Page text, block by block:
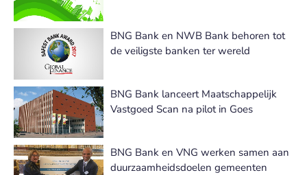
BNG Bank en NWB Bank behoren tot
de veiligste banken ter wereld
BNG Bank lanceert Maatschappelijk
Vastgoed Scan na pilot in Goes
BNG Bank en VNG werken samen aan
duurzaamheidsdoelen gemeenten